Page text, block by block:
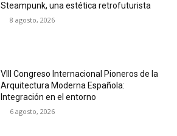
Steampunk, una estética retrofuturista
8 agosto, 2026
VIII Congreso Internacional Pioneros de la
Arquitectura Moderna Española:
Integración en el entorno
6 agosto, 2026